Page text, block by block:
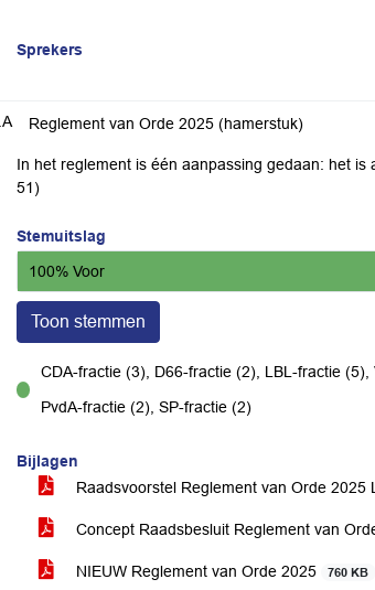
Sprekers
Reglement van Orde 2025 (hamerstuk)
In het reglement is één aanpassing gedaan: het
51)
Stemuitslag
100% Voor
Toon stemmen
voor
CDA-fractie (3), D66-fractie (2), LBL-fractie
PvdA-fractie (2), SP-fractie (2)
Bijlagen
Raadsvoorstel Reglement van Orde 2025
Concept Raadsbesluit Reglement van
NIEUW Reglement van Orde 2025 760 KB